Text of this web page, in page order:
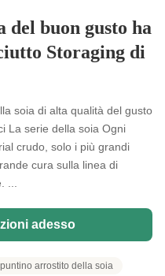
del buon gusto ha
Storaging di
soia di alta qualità del gusto
La serie della soia Ogni
crudo, solo i più grandi
cura sulla linea di
adesso
arrostito della soia